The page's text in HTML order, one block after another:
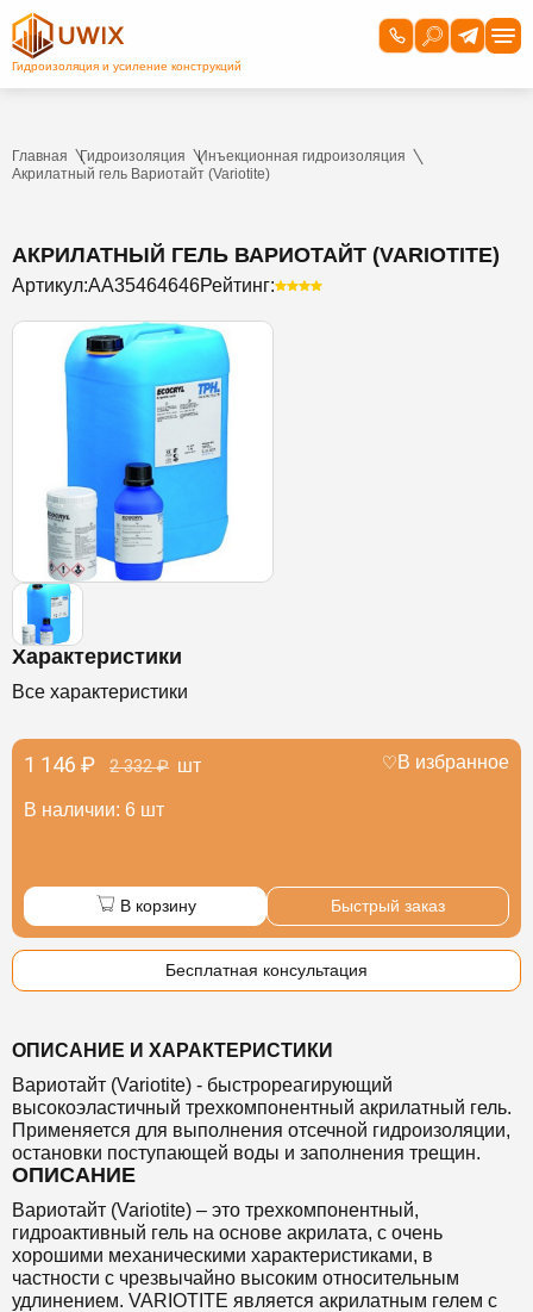
Главная Гидроизоляция
Инъекционная гидроизоляция
Акрилатный гель Вариотайт (Variotite)
АКРИЛАТНЫЙ ГЕЛЬ ВАРИОТАЙТ (VARIOTITE)
Артикул:AA35464646Рейтинг:
Характеристики
Все характеристики
1 146 ₽ 2 332 ₽ шт
В наличии: 6 шт
В избранное
В корзину Быстрый заказ
Бесплатная консультация
ОПИСАНИЕ И ХАРАКТЕРИСТИКИ
Вариотайт (Variotite) - быстрореагирующий
высокоэластичный трехкомпонентный акрилатный гель.
Применяется для выполнения отсечной гидроизоляции,
остановки поступающей воды и заполнения трещин.
ОПИСАНИЕ
Вариотайт (Variotite) – это трехкомпонентный,
гидроактивный гель на основе акрилата, с очень
хорошими механическими характеристиками, в
частности с чрезвычайно высоким относительным
удлинением. VARIOTITE является акрилатным гелем с